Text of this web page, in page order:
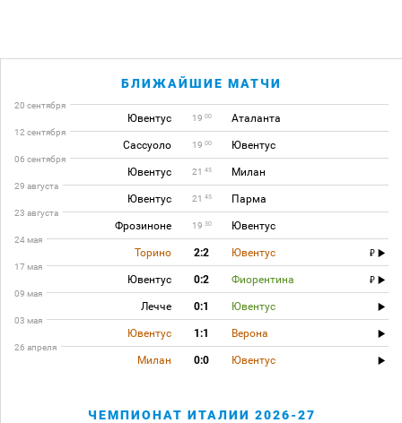
БЛИЖАЙШИЕ МАТЧИ
20 сентября
Ювентус 19 00 Аталанта
12 сентября
Сассуоло 19 00 Ювентус
06 сентября
Ювентус 21 45 Милан
29 августа
Ювентус 21 45 Парма
23 августа
Фрозиноне 19 30 Ювентус
24 мая
Торино 2:2 Ювентус
17 мая
Ювентус 0:2 Фиорентина
09 мая
Лечче 0:1 Ювентус
03 мая
Ювентус 1:1 Верона
26 апреля
Милан 0:0 Ювентус
ЧЕМПИОНАТ ИТАЛИИ 2026-27